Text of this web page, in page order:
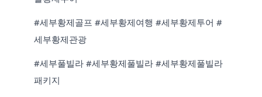
#세부황제골프 #세부황제여행 #세부황제투어 #
세부황제관광
#세부풀빌라 #세부황제풀빌라 #세부황제풀빌라
패키지